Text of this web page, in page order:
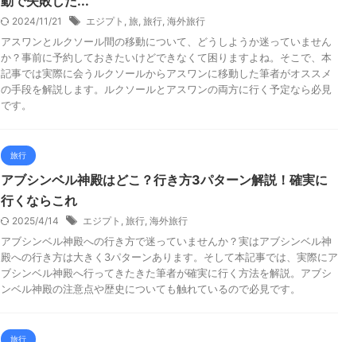
2024/11/21 エジプト , 旅, 旅行, 海外旅行
アスワンとルクソール間の移動について、どうしようか迷っていません
か？事前に予約しておきたいけどできなくて困りますよね。そこで、本
記事では実際に会うルクソールからアスワンに移動した筆者がオススメ
の手段を解説します。ルクソールとアスワンの両方に行く予定なら必見
です。
旅行
アブシンベル神殿はどこ？行き方3パターン解説！確実に
行くならこれ
2025/4/14 エジプト , 旅行, 海外旅行
アブシンベル神殿への行き方で迷っていませんか？実はアブシンベル神
殿への行き方は大きく3パターンあります。そして本記事では、実際にア
ブシンベル神殿へ行ってきたきた筆者が確実に行く方法を解説。アブシ
ンベル神殿の注意点や歴史についても触れているので必見です。
旅行